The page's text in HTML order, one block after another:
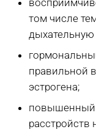
том числе
дыхательную
правильной
эстрогена;
повышенный
расстройств